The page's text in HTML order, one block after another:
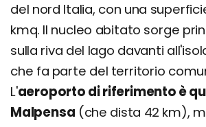
del nord Italia, con una
kmq. Il nucleo abitato sorge
sulla riva del lago davanti
che fa parte del territorio
L'aeroporto di riferimento è
Malpensa (che dista 42 km),